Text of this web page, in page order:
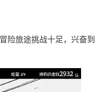
险旅途挑战十足，兴奋到